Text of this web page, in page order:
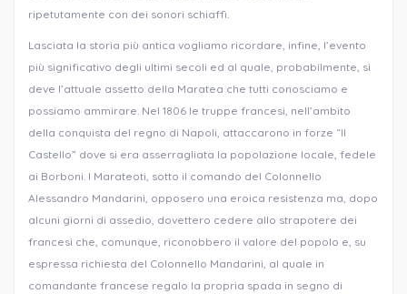
ripetutamente con dei sonori schiaffi.
Lasciata la storia più antica vogliamo ricordare, infine, l’evento
più significativo degli ultimi secoli ed al quale, probabilmente, si
deve l’attuale assetto della Maratea che tutti conosciamo e
possiamo ammirare. Nel 1806 le truppe francesi, nell’ambito
della conquista del regno di Napoli, attaccarono in forze “Il
Castello” dove si era asserragliata la popolazione locale, fedele
ai Borboni. I Marateoti, sotto il comando del Colonnello
Alessandro Mandarini, opposero una eroica resistenza ma, dopo
alcuni giorni di assedio, dovettero cedere allo strapotere dei
francesi che, comunque, riconobbero il valore del popolo e, su
espressa richiesta del Colonnello Mandarini, al quale in
comandante francese regalo la propria spada in segno di